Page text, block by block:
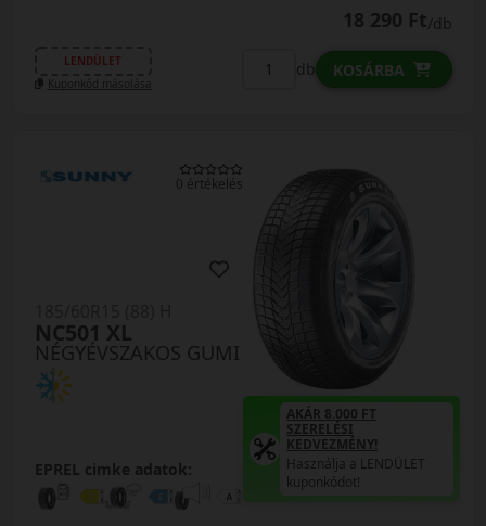
18 290 Ft/db
LENDÜLET
Kuponkód másolása
db KOSÁRBA
0 értékelés
NÉGYÉVSZAKOS GUMI
NC501 XL
EPREL cimke adatok:
AKÁR 8.000 FT
SZERELÉSI
KEDVEZMÉNY!
Használja a LENDÜLET
kuponkódot!